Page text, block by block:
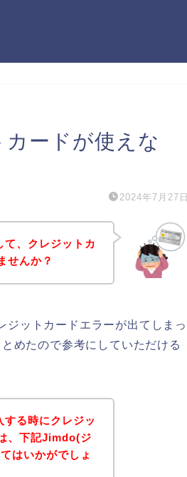
ードが使えな
2024年7月27日
、クレジットカ
せんか？
ジットカードエラーが出てしまっ
めたので参考にしていただける
る時にクレジッ
、下記Jimdo(ジ
はいかがでしょ